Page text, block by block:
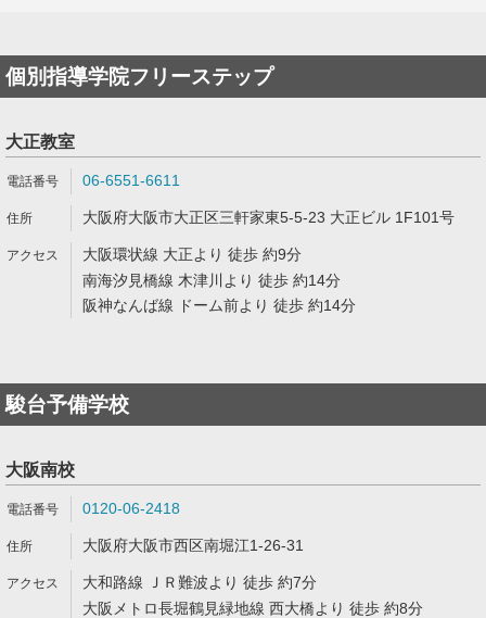
個別指導学院フリーステップ
大正教室
06-6551-6611
大阪府大阪市大正区三軒家東5-5-23 大正ビル 1F101号
大阪環状線 大正より 徒歩 約9分
南海汐見橋線 木津川より 徒歩 約14分
阪神なんば線 ドーム前より 徒歩 約14分
駿台予備学校
大阪南校
0120-06-2418
大阪府大阪市西区南堀江1-26-31
大和路線 ＪＲ難波より 徒歩 約7分
大阪メトロ長堀鶴見緑地線 西大橋より 徒歩 約8分